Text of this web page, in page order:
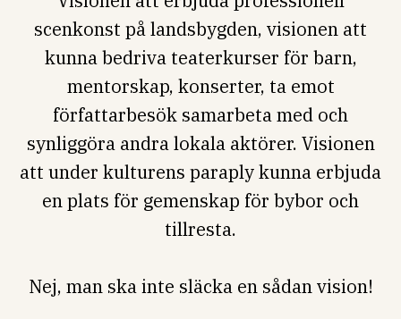
scenkonst på landsbygden, visionen att
kunna bedriva teaterkurser för barn,
mentorskap, konserter, ta emot
författarbesök samarbeta med och
synliggöra andra lokala aktörer. Visionen
att under kulturens paraply kunna erbjuda
en plats för gemenskap för bybor och
tillresta.
Nej, man ska inte släcka en sådan vision!